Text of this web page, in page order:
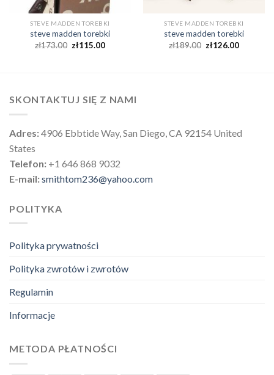
STEVE MADDEN TOREBKI
steve madden torebki
zł173.00 zł115.00
STEVE MADDEN TOREBKI
steve madden torebki
zł189.00 zł126.00
SKONTAKTUJ SIĘ Z NAMI
Adres:4906 Ebbtide Way, San Diego, CA 92154 United
States
Telefon: +1 646 868 9032
E-mail:smithtom236@yahoo.com
POLITYKA
Polityka prywatności
Polityka zwrotów i zwrotów
Regulamin
Informacje
METODA PŁATNOŚCI